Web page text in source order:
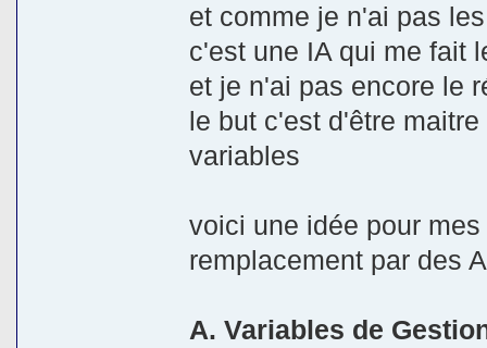
et comme je n'ai pas
c'est une IA qui me fait
et je n'ai pas encore le
le but c'est d'être
variables
voici une idée pour
remplacement par des
A. Variables de